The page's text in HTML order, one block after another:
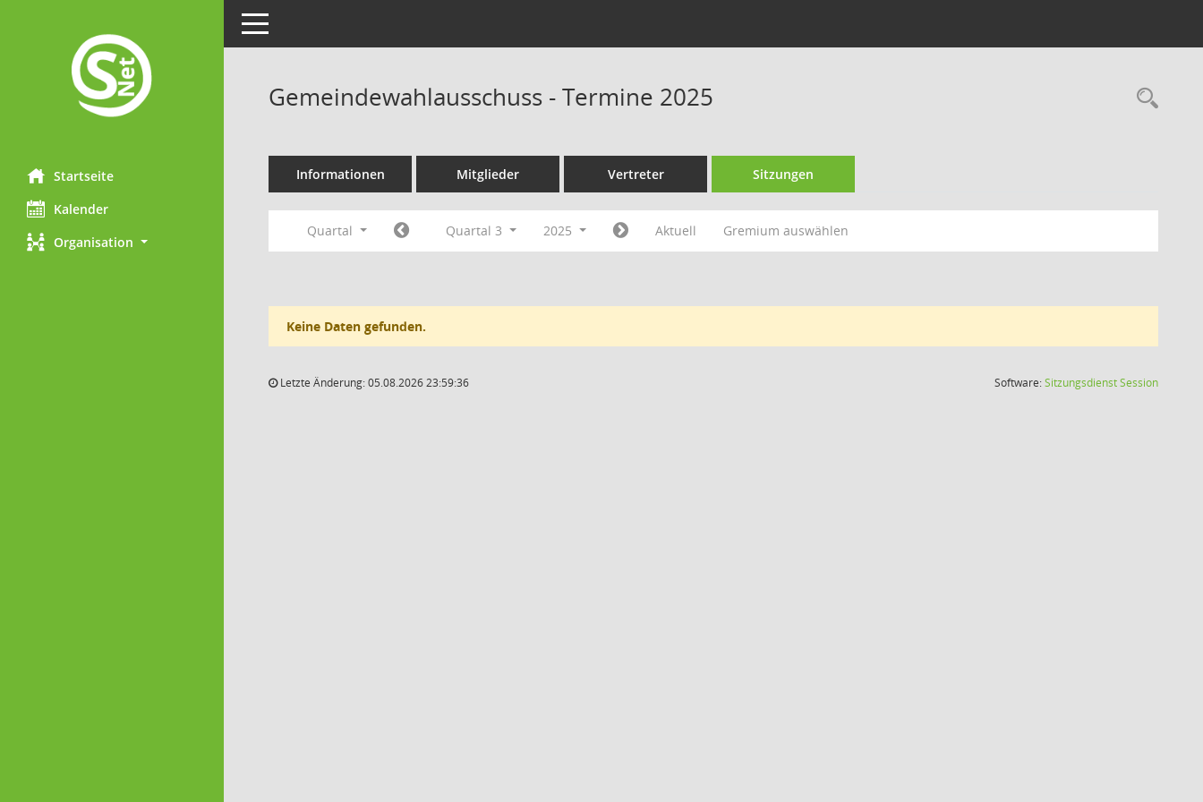
Startseite
Kalender
Organisation
Toggle navigation
Gemeindewahlausschuss - Termine 2025
Informationen Mitglieder Vertreter Sitzungen
Quartal Quartal 3 2025 Aktuell Gremium auswählen
Keine Daten gefunden.
Letzte Änderung: 05.08.2026 23:59:36 Software:SitzungsdienstSession(Wird in